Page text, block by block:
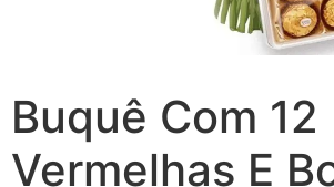
Buquê Com 12
Vermelhas E